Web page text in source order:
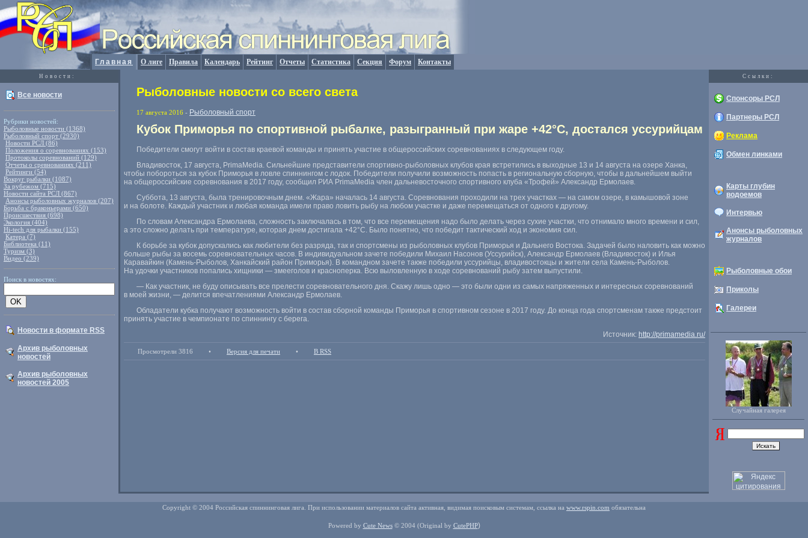
Главная О лиге Правила Календарь Рейтинг Отчеты Статистика Секция Форум Контакты
Новости: Cсылки:
Все новости
Рубрики новостей:
Рыболовные новости (1368)
Рыболовный спорт (2930)
Новости РСЛ (86)
Положения о соревнованиях (153)
Протоколы соревнований (129)
Отчеты о сревнованиях (211)
Рейтинги (54)
Вокруг рыбалки (1087)
За рубежом (715)
Новости сайта РСЛ (867)
Анонсы рыболовных журналов (207)
Борьба с браконьерами (650)
Происшествия (698)
Экология (404)
Hi-tech для рыбалки (155)
Катера (7)
Библиотека (11)
Туризм (3)
Видео (239)
Поиск в новостях:
Новости в формате RSS
Архив рыболовных
новостей
Архив рыболовных
новостей 2005
Рыболовные новости со всего света
17 августа 2016 - Рыболовный спорт
Кубок Приморья по спортивной рыбалке, разыгранный при жаре +42°C, достался уссурийцам
Победители смогут войти в состав краевой команды и принять участие в общероссийских соревнованиях в следующем году.
Владивосток, 17 августа, PrimaMedia. Сильнейшие представители спортивно-рыболовных клубов края встретились в выходные 13 и 14 августа на озере Ханка,
чтобы побороться за кубок Приморья в ловле спиннингом с лодок. Победители получили возможность попасть в региональную сборную, чтобы в дальнейшем выйти
на общероссийские соревнования в 2017 году, сообщил РИА PrimaMedia член дальневосточного спортивного клуба «Трофей» Александр Ермолаев.
Суббота, 13 августа, была тренировочным днем. «Жара» началась 14 августа. Соревнования проходили на трех участках — на самом озере, в камышовой зоне
и на болоте. Каждый участник и любая команда имели право ловить рыбу на любом участке и даже перемещаться от одного к другому.
По словам Александра Ермолаева, сложность заключалась в том, что все перемещения надо было делать через сухие участки, что отнимало много времени и сил,
а это сложно делать при температуре, которая днем достигала +42°C. Было понятно, что победит тактический ход и экономия сил.
К борьбе за кубок допускались как любители без разряда, так и спортсмены из рыболовных клубов Приморья и Дальнего Востока. Задачей было наловить как можно
больше рыбы за восемь соревновательных часов. В индивидуальном зачете победили Михаил Насонов (Уссурийск), Александр Ермолаев (Владивосток) и Илья
Каравайкин (Камень-Рыболов, Ханкайский район Приморья). В командном зачете также победили уссурийцы, владивостокцы и жители села Камень-Рыболов.
На удочки участников попались хищники — змееголов и красноперка. Всю выловленную в ходе соревнований рыбу затем выпустили.
— Как участник, не буду описывать все прелести соревновательного дня. Скажу лишь одно — это были одни из самых напряженных и интересных соревнований
в моей жизни, — делится впечатлениями Александр Ермолаев.
Обладатели кубка получают возможность войти в состав сборной команды Приморья в спортивном сезоне в 2017 году. До конца года спортсменам также предстоит
принять участие в чемпионате по спиннингу с берега.
Источник: http://primamedia.ru/
Просмотрели 3816 • Версия для печати • В RSS
Спонсоры РСЛ
Партнеры РСЛ
Реклама
Обмен линками
Карты глубин
водоемов
Интервью
Анонсы рыболовных
журналов
Рыболовные обои
Приколы
Галереи
Случайная галерея
Copyright © 2004 Российская спиннинговая лига. При использовании материалов сайта активная, видимая поисковым системам, ссылка на www.rspin.com обязательна
Powered by Cute News© 2004 (Original by CutePHP)